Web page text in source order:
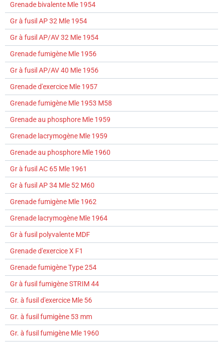
Grenade bivalente Mle 1954
Gr à fusil AP 32 Mle 1954
Gr à fusil AP/AV 32 Mle 1954
Grenade fumigène Mle 1956
Gr à fusil AP/AV 40 Mle 1956
Grenade d'exercice Mle 1957
Grenade fumigène Mle 1953 M58
Grenade au phosphore Mle 1959
Grenade lacrymogène Mle 1959
Grenade au phosphore Mle 1960
Gr à fusil AC 65 Mle 1961
Gr à fusil AP 34 Mle 52 M60
Grenade fumigène Mle 1962
Grenade lacrymogène Mle 1964
Gr à fusil polyvalente MDF
Grenade d'exercice X F1
Grenade fumigène Type 254
Gr à fusil fumigène STRIM 44
Gr. à fusil d'exercice Mle 56
Gr. à fusil fumigène 53 mm
Gr. à fusil fumigène Mle 1960